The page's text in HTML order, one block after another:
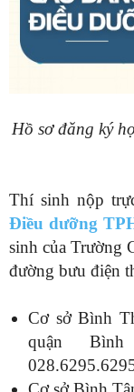
Hồ sơ đăng ký
Thí sinh nộp
Điều dưỡng
sinh của Trường
đường bưu điện
Cơ sở Bình
quận